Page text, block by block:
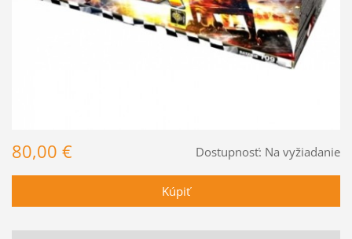
Dostupnosť: Na vyžiadanie
80,00 €